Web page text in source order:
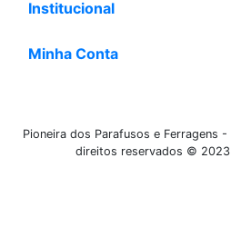
Institucional
Minha Conta
Pioneira dos Parafusos e Ferragens
direitos reservados © 2023